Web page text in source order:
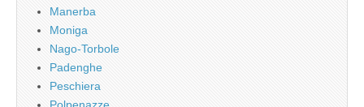
Manerba
Moniga
Nago-Torbole
Padenghe
Peschiera
Polpenazze